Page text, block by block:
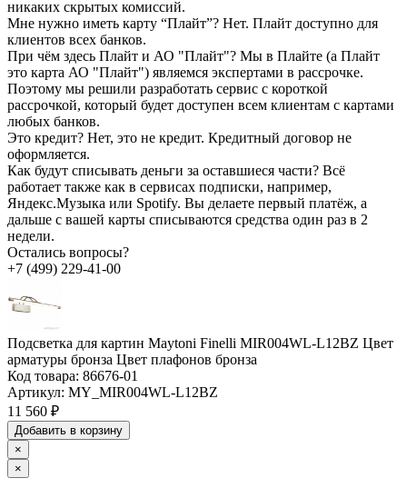
никаких скрытых комиссий.
Мне нужно иметь карту “Плайт”? Нет. Плайт доступно для
клиентов всех банков.
При чём здесь Плайт и АО "Плайт"? Мы в Плайте (а Плайт
это карта АО "Плайт") являемся экспертами в рассрочке.
Поэтому мы решили разработать сервис с короткой
рассрочкой, который будет доступен всем клиентам с картами
любых банков.
Это кредит? Нет, это не кредит. Кредитный договор не
оформляется.
Как будут списывать деньги за оставшиеся части? Всё
работает также как в сервисах подписки, например,
Яндекс.Музыка или Spotify. Вы делаете первый платёж, а
дальше с вашей карты списываются средства один раз в 2
недели.
Остались вопросы?
+7 (499) 229-41-00
Подсветка для картин Maytoni Finelli MIR004WL-L12BZ Цвет
арматуры бронза Цвет плафонов бронза
Код товара: 86676-01
Артикул: MY_MIR004WL-L12BZ
11 560 ₽
Добавить в корзину
×
×